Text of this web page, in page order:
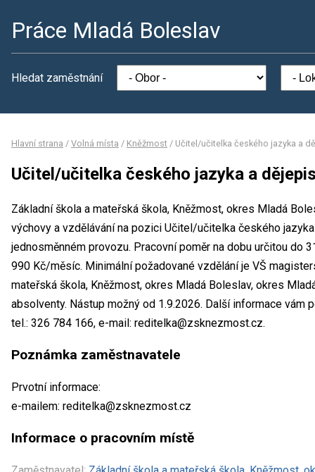
Práce Mladá Boleslav
Hledat zaměstnání
Hlavní strana / Volná místa / Kněžmost / Učitel/učitelka českého jazyka a
Učitel/učitelka českého jazyka a
Základní škola a mateřská škola, Kněžmost, okres Mladá
výchovy a vzdělávání na pozici Učitel/učitelka českého
jednosměnném provozu. Pracovní poměr na dobu určitou do
990 Kč/měsíc. Minimální požadované vzdělání je VŠ
mateřská škola, Kněžmost, okres Mladá Boleslav, okres
absolventy. Nástup možný od 1.9.2026. Další informace vám
tel.: 326 784 166, e-mail: reditelka@zsknezmost.cz.
Poznámka zaměstnavatele
Prvotní informace:
e-mailem: reditelka@zsknezmost.cz
Informace o pracovním místě